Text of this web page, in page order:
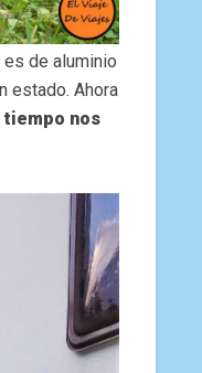
de aluminio
estado. Ahora
tiempo nos